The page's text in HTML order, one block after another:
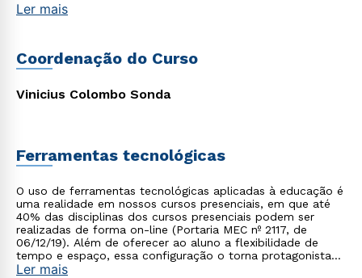
Ler mais
Coordenação do Curso
Vinicius Colombo Sonda
Ferramentas tecnológicas
O uso de ferramentas tecnológicas aplicadas à educação é
uma realidade em nossos cursos presenciais, em que até
40% das disciplinas dos cursos presenciais podem ser
realizadas de forma on-line (Portaria MEC nº 2117, de
06/12/19). Além de oferecer ao aluno a flexibilidade de
tempo e espaço, essa configuração o torna protagonista
no processo de construção do seu conhecimento.
Ler mais